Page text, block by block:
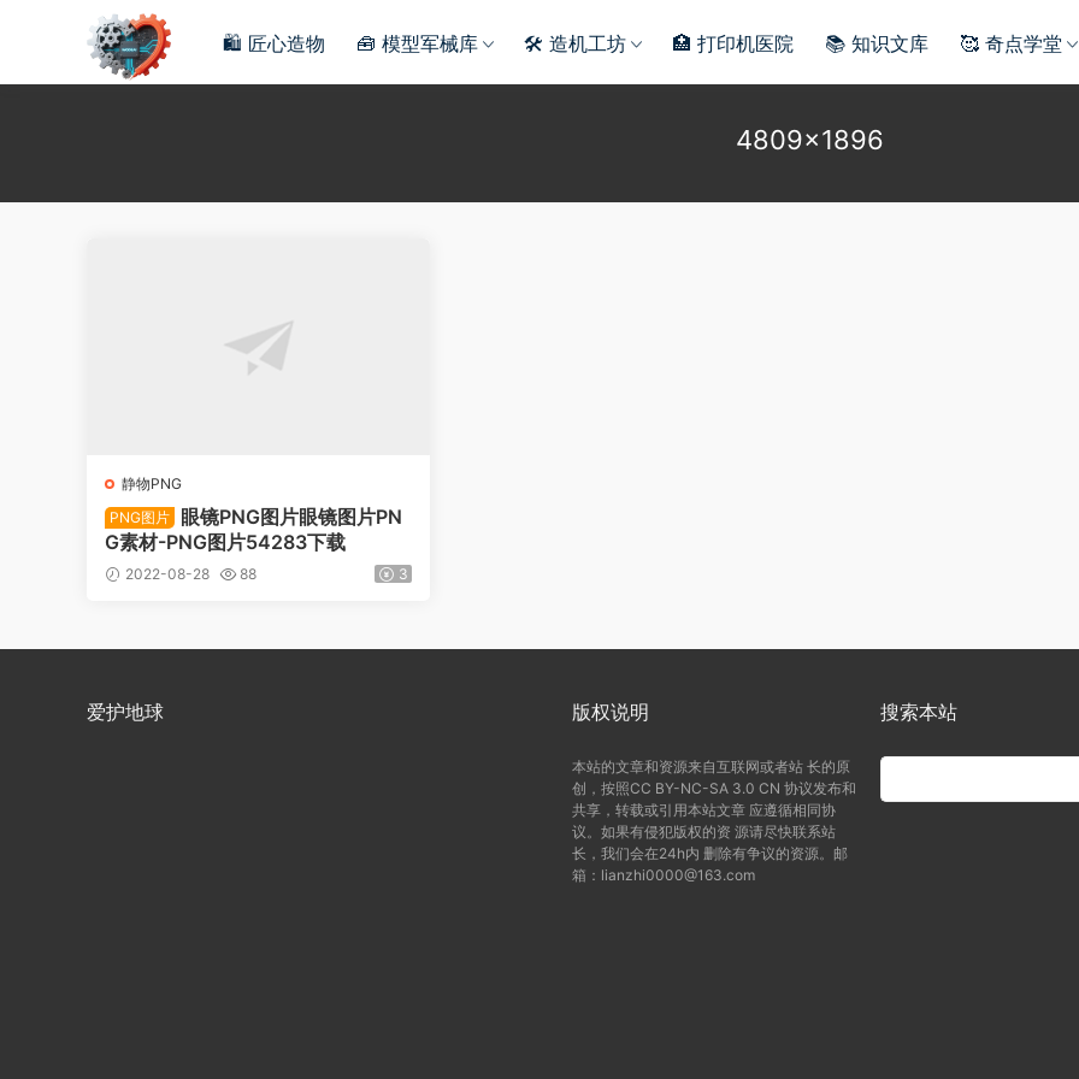
🛍️ 匠心造物 🧰 模型军械库 🛠️ 造机工坊 🏥 打印机医院 📚 知识文库 🥰 奇点学堂
4809×1896
静物PNG
PNG图片
眼镜PNG图片眼镜图片PN
G素材-PNG图片54283下载
2022-08-28 88 3
爱护地球 版权说明
本站的文章和资源来自互联网或者站 长的原
创，按照CC BY-NC-SA 3.0 CN 协议发布和
共享，转载或引用本站文章 应遵循相同协
议。如果有侵犯版权的资 源请尽快联系站
长，我们会在24h内 删除有争议的资源。邮
箱：lianzhi0000@163.com
搜索本站